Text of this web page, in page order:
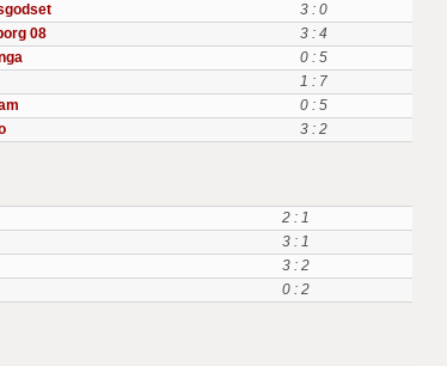
3 : 0
08
3 : 4
0 : 5
1 : 7
0 : 5
3 : 2
2 : 1
3 : 1
3 : 2
0 : 2